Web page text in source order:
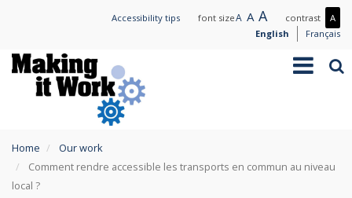
content
Accessibility tips font sizeA Small
text
ANormal
text
ALarge
text
contrast A
Less
English Français
Toggle
are
here
Home
Our work
Comment rendre accessible les transports en commun au niveau
local ?